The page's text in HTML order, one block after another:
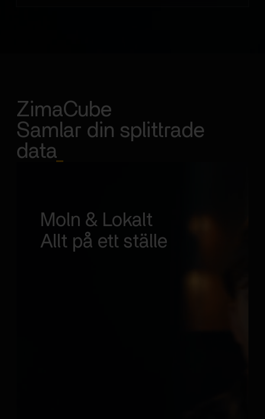
ZimaCube
Samlar din splittrade
data_
Moln & Lokalt
Allt på ett ställe